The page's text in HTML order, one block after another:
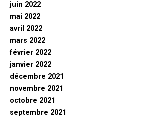
juin 2022
mai 2022
avril 2022
mars 2022
février 2022
janvier 2022
décembre 2021
novembre 2021
octobre 2021
septembre 2021